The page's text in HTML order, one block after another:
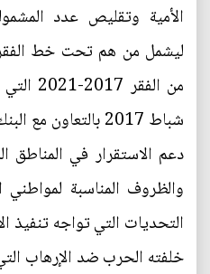
الأمية وتقليص عدد
ليشمل من هم تحت خط
من
شباط 2017 بالتعاون
دعم الاستقرار في المناطق
والظروف المناسبة لمواطني
التحديات التي تواجه تنفيذ
خلفته الحرب ضد الإرهاب